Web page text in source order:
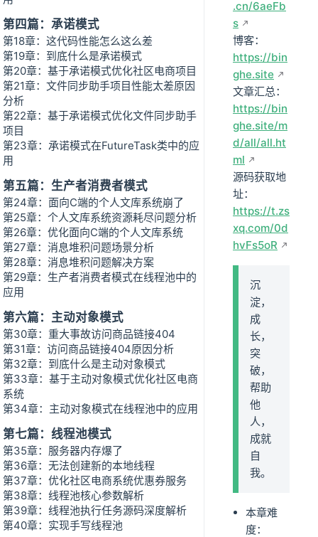
第四篇：承诺模式
第18章：这代码性能怎么这么差
第19章：到底什么是承诺模式
第20章：基于承诺模式优化社区电商项目
第21章：文件同步助手项目性能太差原因
分析
第22章：基于承诺模式优化文件同步助手
项目
第23章：承诺模式在FutureTask类中的应
用
第五篇：生产者消费者模式
第24章：面向C端的个人文库系统崩了
第25章：个人文库系统资源耗尽问题分析
第26章：优化面向C端的个人文库系统
第27章：消息堆积问题场景分析
第28章：消息堆积问题解决方案
第29章：生产者消费者模式在线程池中的
应用
第六篇：主动对象模式
第30章：重大事故访问商品链接404
第31章：访问商品链接404原因分析
第32章：到底什么是主动对象模式
第33章：基于主动对象模式优化社区电商
系统
第34章：主动对象模式在线程池中的应用
第七篇：线程池模式
第35章：服务器内存爆了
第36章：无法创建新的本地线程
第37章：优化社区电商系统优惠券服务
第38章：线程池核心参数解析
第39章：线程池执行任务源码深度解析
第40章：实现手写线程池
.cn/6aeFb
s
博客：
https://bin
ghe.site
文章汇总：
https://bin
ghe.site/m
d/all/all.ht
ml
源码获取地
址：
https://t.zs
xq.com/0d
hvFs5oR
沉
淀，
成
长，
突
破，
帮助
他
人，
成就
自
我。
本章难
度：